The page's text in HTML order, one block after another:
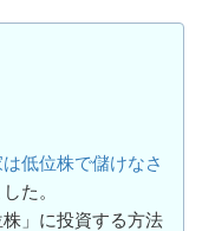
低位株で儲けなさ
た。
」に投資する方法